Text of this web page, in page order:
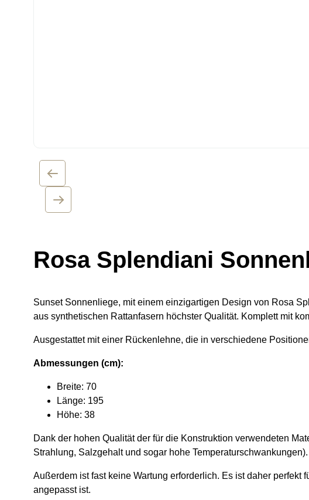
Rosa Splendiani
Sunset Sonnenliege, mit einem einzigartigen Design von Rosa
aus synthetischen Rattanfasern höchster Qualität. Komplett mit
Ausgestattet mit einer Rückenlehne, die in verschiedene
Abmessungen (cm):
Breite: 70
Länge: 195
Höhe: 38
Dank der hohen Qualität der für die Konstruktion verwendeten
Strahlung, Salzgehalt und sogar hohe Temperaturschwankungen).
Außerdem ist fast keine Wartung erforderlich. Es ist daher
angepasst ist.